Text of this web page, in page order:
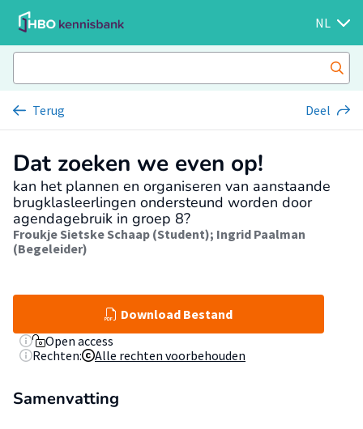
NL
Terug Deel
Dat zoeken we even op!
kan het plannen en organiseren van aanstaande
brugklasleerlingen ondersteund worden door
agendagebruik in groep 8?
Froukje Sietske Schaap (Student); Ingrid Paalman
(Begeleider)
Download Bestand
Open access
Rechten:
Alle rechten voorbehouden
Samenvatting